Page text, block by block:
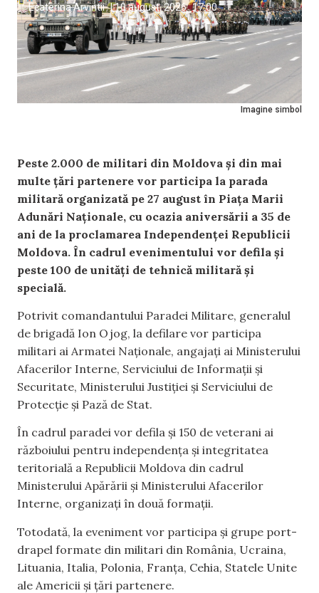
Imagine simbol
Ecaterina Arvintii |10 august, 2026 17:00
Peste 2.000 de militari din Moldova și din mai
multe țări partenere vor participa la parada
militară organizată pe 27 august în Piața Marii
Adunări Naționale, cu ocazia aniversării a 35 de
ani de la proclamarea Independenței Republicii
Moldova. În cadrul evenimentului vor defila și
peste 100 de unități de tehnică militară și
specială.
Potrivit comandantului Paradei Militare, generalul
de brigadă Ion Ojog, la defilare vor participa
militari ai Armatei Naționale, angajați ai Ministerului
Afacerilor Interne, Serviciului de Informații și
Securitate, Ministerului Justiției și Serviciului de
Protecție și Pază de Stat.
În cadrul paradei vor defila și 150 de veterani ai
războiului pentru independența și integritatea
teritorială a Republicii Moldova din cadrul
Ministerului Apărării și Ministerului Afacerilor
Interne, organizați în două formații.
Totodată, la eveniment vor participa și grupe port-
drapel formate din militari din România, Ucraina,
Lituania, Italia, Polonia, Franța, Cehia, Statele Unite
ale Americii și țări partenere.